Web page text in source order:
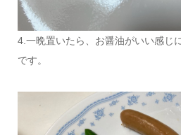
4.一晩置いたら、お醤油がいい感じ
です。